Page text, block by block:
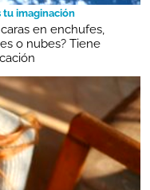
tu imaginación
caras en enchufes,
o nubes? Tiene